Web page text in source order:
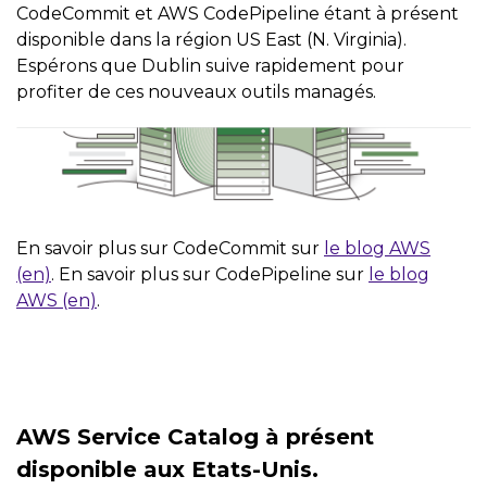
CodeCommit et AWS CodePipeline étant à présent
disponible dans la région US East (N. Virginia).
Espérons que Dublin suive rapidement pour
profiter de ces nouveaux outils managés.
En savoir plus sur CodeCommit sur le blog AWS
(en). En savoir plus sur CodePipeline sur le blog
AWS (en).
AWS Service Catalog à présent
disponible aux Etats-Unis.